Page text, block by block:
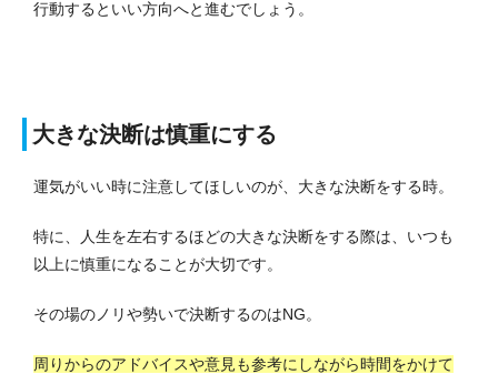
行動するといい方向へと進むでしょう。
大きな決断は慎重にする
運気がいい時に注意してほしいのが、大きな決断をする時。
特に、人生を左右するほどの大きな決断をする際は、いつも
以上に慎重になることが大切です。
その場のノリや勢いで決断するのはNG。
周りからのアドバイスや意見も参考にしながら時間をかけて